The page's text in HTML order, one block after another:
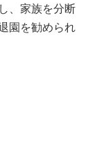
、家族を分断
園を勧められ